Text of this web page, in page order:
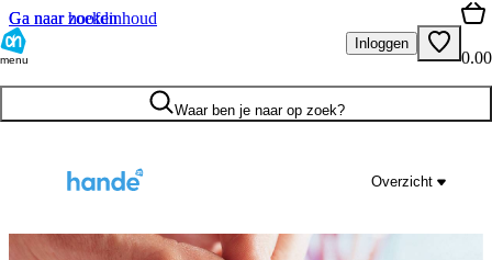
Ga naar hoofdinhoud
Ga naar zoeken
menu
Inloggen
0.00
Waar ben je naar op zoek?
Overzicht